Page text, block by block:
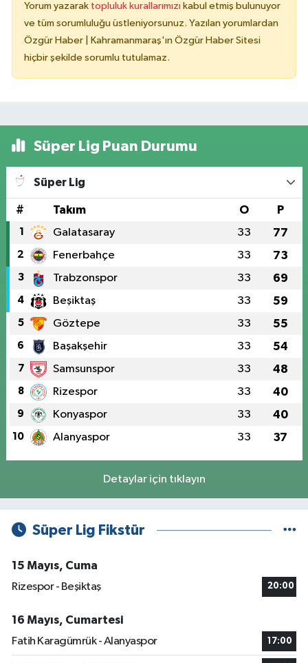
Yorum yazarak topluluk kurallarımızı kabul etmiş bulunuyor
ve tüm sorumluluğu üstleniyorsunuz. Yazılan yorumlardan
Özgür Haber | Kahramanmaraş'ın Özgür Haber Sitesi
hiçbir şekilde sorumlu tutulamaz.
Süper Lig Puan Durumu
Süper Lig
# Takım O P
1 Galatasaray 33 77
2 Fenerbahçe 33 73
3 Trabzonspor 33 69
4 Beşiktaş 33 59
5 Göztepe 33 55
6 Başakşehir 33 54
7 Samsunspor 33 48
8 Rizespor 33 40
9 Konyaspor 33 40
10 Alanyaspor 33 37
Detaylar için tıklayın
Süper Lig Fikstür
15 Mayıs, Cuma
Rizespor - Beşiktaş
20:00
16 Mayıs, Cumartesi
Fatih Karagümrük - Alanyaspor
17:00